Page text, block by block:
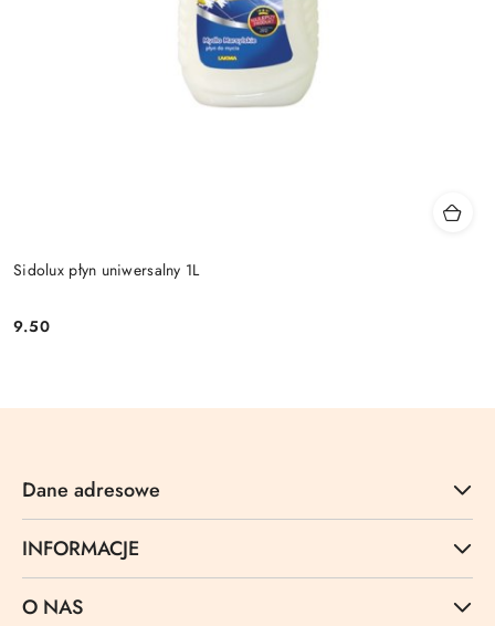
Sidolux płyn uniwersalny 1L
Cena:
9.50
Dane adresowe
INFORMACJE
O NAS